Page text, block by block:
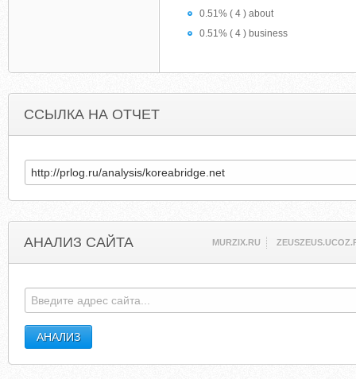
0.51% ( 4 ) about
0.51% ( 4 ) business
ССЫЛКА НА ОТЧЕТ
АНАЛИЗ САЙТА MURZIX.RU